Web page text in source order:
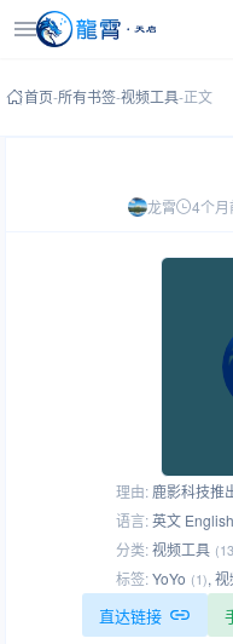
首页-所有书签-视频工具-正文
龙霄 4个月
理由: 鹿影科技推
语言:英文 English
分类:视频工具
标签:YoYo (1), 视
直达链接